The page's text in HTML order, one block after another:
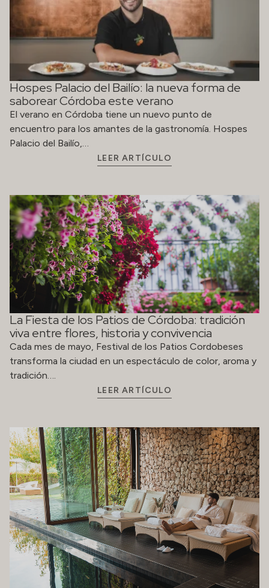
Hospes Palacio del Bailío: la nueva forma de
saborear Córdoba este verano
El verano en Córdoba tiene un nuevo punto de
encuentro para los amantes de la gastronomía. Hospes
Palacio del Bailío,…
LEER ARTÍCULO
La Fiesta de los Patios de Córdoba: tradición
viva entre flores, historia y convivencia
Cada mes de mayo, Festival de los Patios Cordobeses
transforma la ciudad en un espectáculo de color, aroma y
tradición….
LEER ARTÍCULO